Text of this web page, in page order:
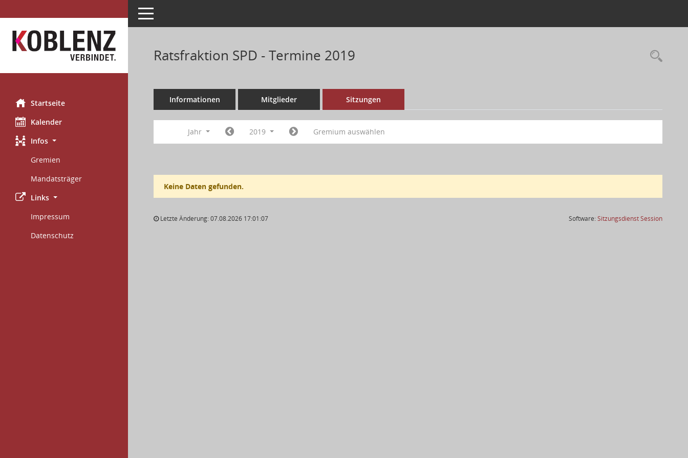
Startseite
Kalender
Infos
Gremien
Mandatsträger
Links
Impressum
Datenschutz
Toggle navigation
Ratsfraktion SPD - Termine 2019
Informationen Mitglieder Sitzungen
Jahr 2019 Gremium auswählen
Keine Daten gefunden.
Letzte Änderung: 07.08.2026 17:01:07 Software:SitzungsdienstSession(Wird in